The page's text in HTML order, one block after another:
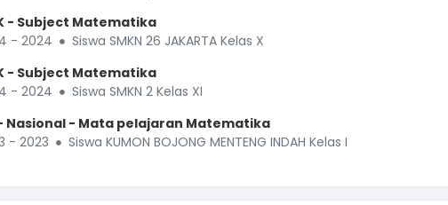
- Subject Matematika
- 2024
Siswa SMKN 26 JAKARTA Kelas X
- Subject Matematika
- 2024
Siswa SMKN 2 Kelas XI
Nasional - Mata pelajaran Matematika
- 2023
Siswa KUMON BOJONG MENTENG INDAH Kelas I